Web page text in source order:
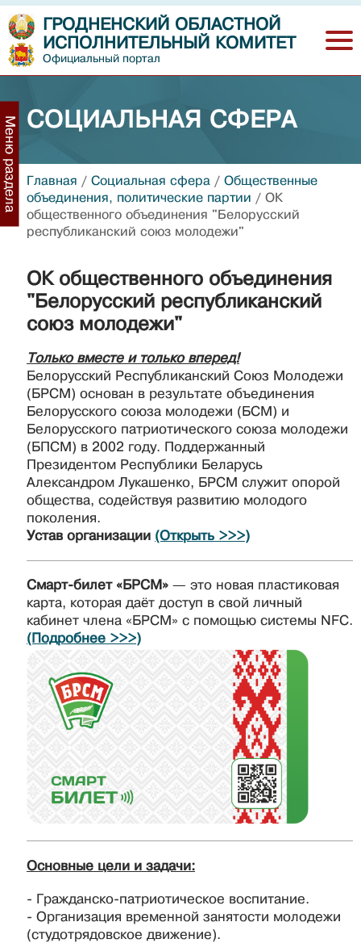
ГРОДНЕНСКИЙ ОБЛАСТНОЙ
ИСПОЛНИТЕЛЬНЫЙ КОМИТЕТ
Официальный портал
СОЦИАЛЬНАЯ СФЕРА
Меню раздела Главная / Социальная сфера / Общественные
объединения, политические партии / ОК
общественного объединения "Белорусский
республиканский союз молодежи"
ОК общественного объединения
"Белорусский республиканский
союз молодежи"
Только вместе и только вперед!
Белорусский Республиканский Союз Молодежи
(БРСМ) основан в результате объединения
Белорусского союза молодежи (БСМ) и
Белорусского патриотического союза молодежи
(БПСМ) в 2002 году. Поддержанный
Президентом Республики Беларусь
Александром Лукашенко, БРСМ служит опорой
общества, содействуя развитию молодого
поколения.
Устав организации (Открыть >>>)
Смарт-билет «БРСМ» — это новая пластиковая
карта, которая даёт доступ в свой личный
кабинет члена «БРСМ» с помощью системы NFC.
(Подробнее >>>)
Основные цели и задачи:
- Гражданско-патриотическое воспитание.
- Организация временной занятости молодежи
(студотрядовское движение).